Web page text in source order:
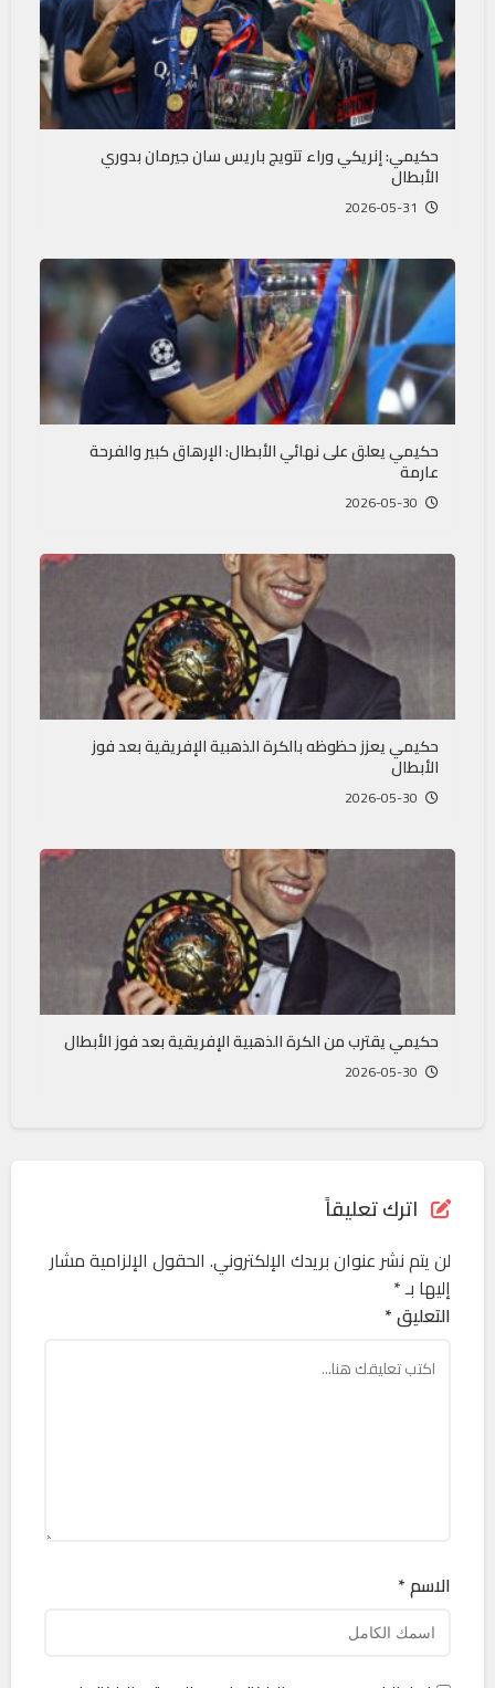
حكيمي: إنريكي وراء تتويج باريس سان جيرمان بدوري
الأبطال
حكيمي يعلق على نهائي الأبطال: الإرهاق كبير والفرحة
عارمة
حكيمي يعزز حظوظه بالكرة الذهبية الإفريقية بعد فوز
الأبطال
حكيمي يقترب من الكرة الذهبية الإفريقية بعد فوز الأبطال
اترك تعليقاً
لن يتم نشر عنوان بريدك الإلكتروني. الحقول الإلزامية مشار
إليها بـ*
التعليق *
الاسم *